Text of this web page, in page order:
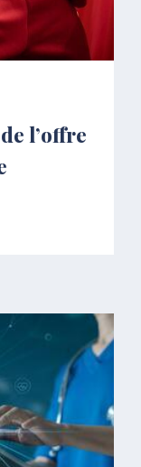
l’offre